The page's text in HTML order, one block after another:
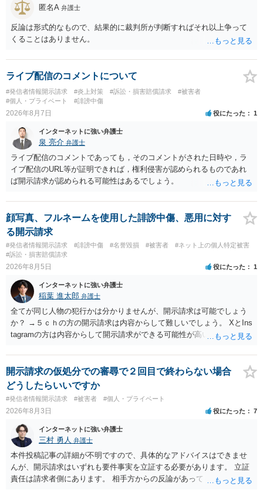
匿名A 弁護士
反論は形式的なもので、結果的に裁判所が判断すればそれ以上争って
くることはありません。
ライブ配信のコメントについて
#発信者情報開示請求 #炎上対策 #訴訟・損害賠償請求
#被害者
#個人・プライベート
#誹謗中傷
2026年8月7日 役にたった 1
インターネットに強い弁護士
泉 亮介 弁護士
ライブ配信のコメントであっても，そのコメントがされた日時や，ラ
イブ配信のURL等が証明できれば，権利侵害が認められるものであれ
ば開示請求が認められる可能性はあるでしょう。
顔写真、フルネームを使用した誹謗中傷、悪用に対す
る開示請求
#発信者情報開示請求 #誹謗中傷 #名誉毀損 #被害者
#ネット上の個人特定被害
#訴訟・損害賠償請求
2026年8月5日 役にたった 1
インターネットに強い弁護士
稲葉 進太郎 弁護士
全てが同じ人物の犯行かは分かりませんが、開示請求は可能でしょう
か？ →５ｃｈの方の開示請求は内容からして難しいでしょう。 XとIns
tagramの方は内容からして開示請求ができる可能性が高いでしょう。
いでしょう。７月中にアカウントが削除されている場合、今から進め
ても失敗する可能性が高いように思われます。 相手を特定できた場
合、相手に全ての弁護士費用を負担させることは可能でしょうか？ →
訴訟外の交渉で相手方が認めれば負担させることができるでしょう。
訴訟で判決となった場合は、実際の弁護士費用が認められる場合と認
められない場合があり何ともいえないところでしょう。
開示請求の仮処分での審尋で２回目で終わらない場合
どうしたらいいですか
#発信者情報開示請求 #被害者 #個人・プライベート
2026年8月3日 役にたった 7
インターネットに強い弁護士
三村 勇人 弁護士
本件投稿記事の詳細が不明ですので、具体的なアドバイスはできませ
んが、開示請求はいずれも要件事実を立証する必要があります。 立証
責任は請求者側にあります。 相手方からの反論があっても、裁判官が